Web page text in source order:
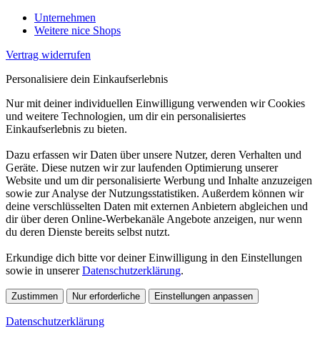
Unternehmen
Weitere nice Shops
Vertrag widerrufen
Personalisiere dein Einkaufserlebnis
Nur mit deiner individuellen Einwilligung verwenden wir Cookies
und weitere Technologien, um dir ein personalisiertes
Einkaufserlebnis zu bieten.
Dazu erfassen wir Daten über unsere Nutzer, deren Verhalten und
Geräte. Diese nutzen wir zur laufenden Optimierung unserer
Website und um dir personalisierte Werbung und Inhalte anzuzeigen
sowie zur Analyse der Nutzungsstatistiken. Außerdem können wir
deine verschlüsselten Daten mit externen Anbietern abgleichen und
dir über deren Online-Werbekanäle Angebote anzeigen, nur wenn
du deren Dienste bereits selbst nutzt.
Erkundige dich bitte vor deiner Einwilligung in den Einstellungen
sowie in unsererDatenschutzerklärung.
Zustimmen Nur erforderliche Einstellungen anpassen
Datenschutzerklärung